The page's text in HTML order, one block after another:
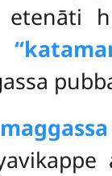
etenāti